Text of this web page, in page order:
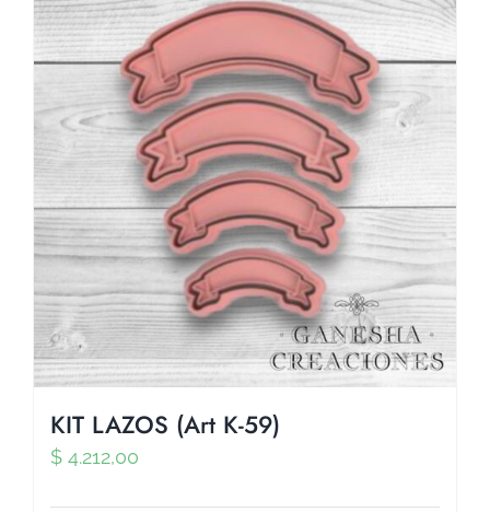
KIT LAZOS (Art K-59)
$ 4.212,00